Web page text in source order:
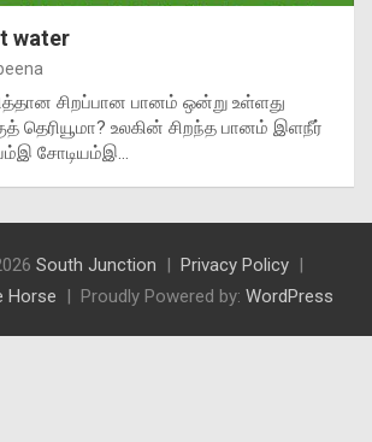
water
சிறப்பான பானம் ஒன்று உள்ளது
தெரியூமா? உலகின் சிறந்த பானம் இளநீர்
சோடியம்இ…
South Junction
Privacy Policy
Horse Proudly Powered by: WordPress